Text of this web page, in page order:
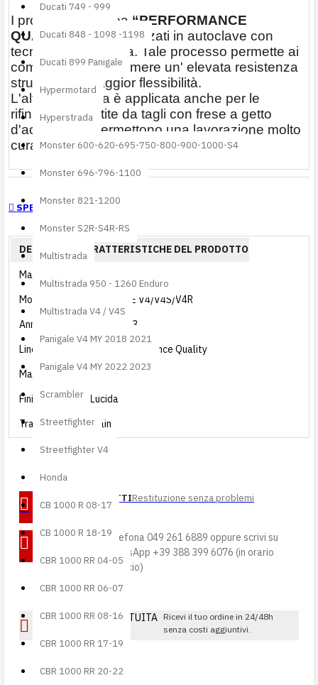
Ducati 749 - 999
Ducati 848 - 1098 -1198
Ducati 899 Panigale
Hypermotard
Hyperstrada
Monster 600-620-695-750-800-900-1000-S4
Monster 696-796-1100
Monster 821-1200
Monster S2R-S4R-RS
Multistrada
Multistrada 950 - 1260 Enduro
Multistrada V4 / V4S
Panigale V4 MY 2018 2021
Panigale V4 MY 2022 2023
Scrambler
Streetfighter
Streetfighter V4
Honda
CB 1000 R 08-17
CB 1000 R 18-19
CBR 1000 RR 04-05
CBR 1000 RR 06-07
CBR 1000 RR 08-16
CBR 1000 RR 17-19
CBR 1000 RR 20-22
I prodotti della linea “PERFORMANCE
QUALITY”sono realizzati in autoclave con
tecnologia avanzata. Tale processo permette ai
componenti di assumere un' elevata resistenza
strutturale e maggior flessibilità.
L'alta tecnologia è applicata anche per le
rifiniture, garantite da tagli con frese a getto
d'acqua, che permettono una lavorazione molto
curata e precisa.
SPECIFICHE
DETTAGLI E CARATTERISTICHE DEL PRODOTTO
Marca
Modello
PANIGALE V4/V4S/V4R
Anno
2022 2023
Linea
Linea Performance Quality
Materiale
Carbonio
Finitura
Lucida
Trama
Plain
RESI PROTETTIRestituzione senza problemi
ASSISTENZATelefona 049 261 6889 oppure scrivi su
WhatsApp +39 388 399 6076 (in orario
d'ufficio)
SPEDIZIONE GRATUITA Ricevi il tuo ordine in 24/48h
senza costi aggiuntivi.